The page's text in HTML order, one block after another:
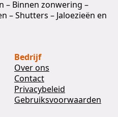
– Binnen zonwering –
– Shutters – Jaloezieën en
Bedrijf
Over ons
Contact
Privacybeleid
Gebruiksvoorwaarden